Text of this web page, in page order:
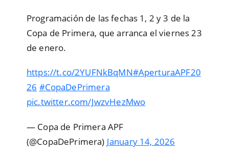
Programación de las fechas 1, 2 y 3 de la
Copa de Primera, que arranca el viernes 23
de enero.
https://t.co/2YUFNkBqMN#AperturaAPF20
26 #CopaDePrimera
pic.twitter.com/JwzvHezMwo
— Copa de Primera APF
(@CopaDePrimera) January 14, 2026